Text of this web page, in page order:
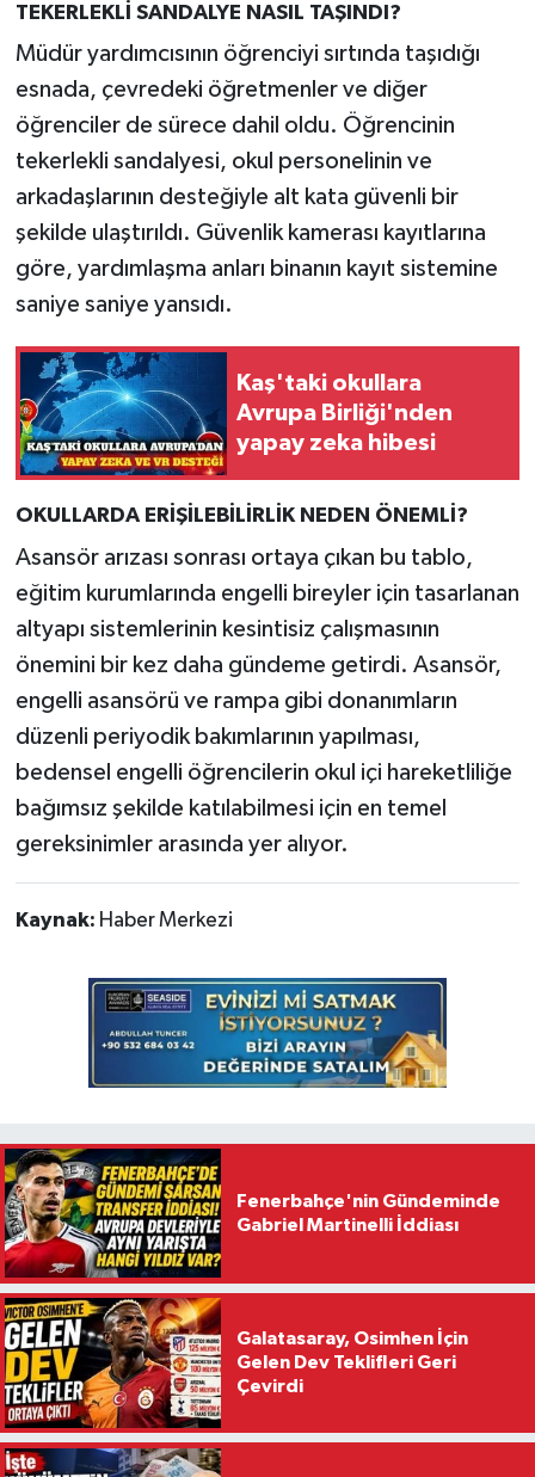
TEKERLEKLİ SANDALYE NASIL TAŞINDI?
Müdür yardımcısının öğrenciyi sırtında taşıdığı
esnada, çevredeki öğretmenler ve diğer
öğrenciler de sürece dahil oldu. Öğrencinin
tekerlekli sandalyesi, okul personelinin ve
arkadaşlarının desteğiyle alt kata güvenli bir
şekilde ulaştırıldı. Güvenlik kamerası kayıtlarına
göre, yardımlaşma anları binanın kayıt sistemine
saniye saniye yansıdı.
Kaş'taki okullara
Avrupa Birliği'nden
yapay zeka hibesi
OKULLARDA ERİŞİLEBİLİRLİK NEDEN ÖNEMLİ?
Asansör arızası sonrası ortaya çıkan bu tablo,
eğitim kurumlarında engelli bireyler için tasarlanan
altyapı sistemlerinin kesintisiz çalışmasının
önemini bir kez daha gündeme getirdi. Asansör,
engelli asansörü ve rampa gibi donanımların
düzenli periyodik bakımlarının yapılması,
bedensel engelli öğrencilerin okul içi hareketliliğe
bağımsız şekilde katılabilmesi için en temel
gereksinimler arasında yer alıyor.
Kaynak: Haber Merkezi
Fenerbahçe'nin Gündeminde
Gabriel Martinelli İddiası
Galatasaray, Osimhen İçin
Gelen Dev Teklifleri Geri
Çevirdi